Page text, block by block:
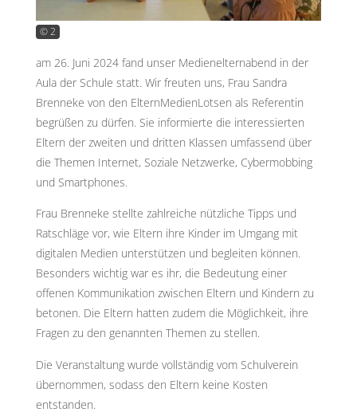
© 2
am 26. Juni 2024 fand unser Medienelternabend in der
Aula der Schule statt. Wir freuten uns, Frau Sandra
Brenneke von den ElternMedienLotsen als Referentin
begrüßen zu dürfen. Sie informierte die interessierten
Eltern der zweiten und dritten Klassen umfassend über
die Themen Internet, Soziale Netzwerke, Cybermobbing
und Smartphones.
Frau Brenneke stellte zahlreiche nützliche Tipps und
Ratschläge vor, wie Eltern ihre Kinder im Umgang mit
digitalen Medien unterstützen und begleiten können.
Besonders wichtig war es ihr, die Bedeutung einer
offenen Kommunikation zwischen Eltern und Kindern zu
betonen. Die Eltern hatten zudem die Möglichkeit, ihre
Fragen zu den genannten Themen zu stellen.
Die Veranstaltung wurde vollständig vom Schulverein
übernommen, sodass den Eltern keine Kosten
entstanden.